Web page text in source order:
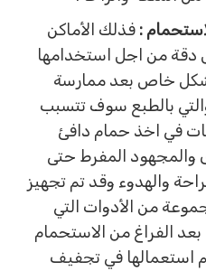
:فذلك الأماكن
من اجل استخدامها
خاص بعد ممارسة
بالطبع سوف تتسبب
في اخذ حمام دافئ
المفرط حتى
والهدوء وقد تم تجهيز
من الأدوات التي
الفراغ من الاستحمام
في تجفيف